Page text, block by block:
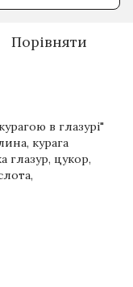
Порівняти
в глазурі"
курага
глазур, цукор,